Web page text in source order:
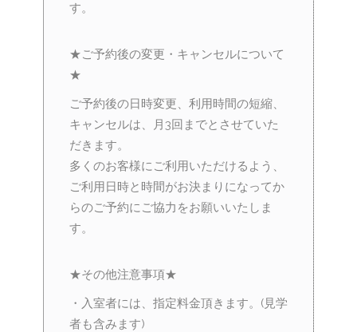
す。
★ご予約後の変更・キャンセルについて
★
ご予約後の日時変更、利用時間の短縮、
キャンセルは、月3回までとさせていた
だきます。
多くのお客様にご利用いただけるよう、
ご利用日時と時間がお決まりになってか
らのご予約にご協力をお願いいたしま
す。
★その他注意事項★
・入室者には、指定料金頂きます。(見学
者も含みます)